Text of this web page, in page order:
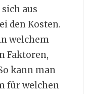
aus
den Kosten.
welchem
Faktoren,
kann man
für welchen